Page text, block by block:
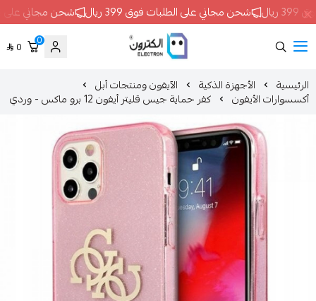
مجاني على الطلبات فوق 399 ريال شحن مجاني على الطلبات فوق 399 ريال
الأجهزة الذكية الآيفون ومنتجات أبل
كفر حماية جيس قليتر أيفون 12 برو ماكس - وردي